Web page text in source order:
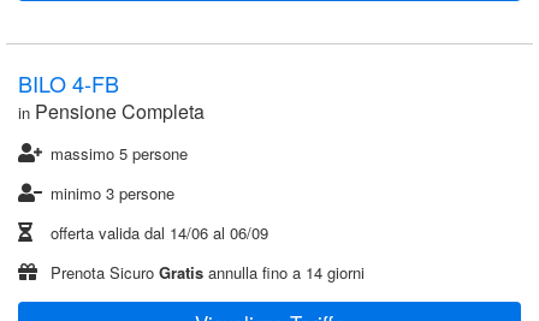
BILO 4-FB
in Pensione Completa
massimo 5 persone
minimo 3 persone
offerta valida dal 14/06 al 06/09
Prenota Sicuro Gratis annulla fino a 14 giorni